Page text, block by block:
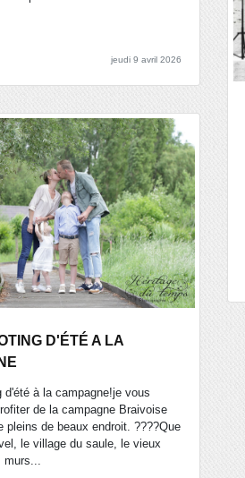
jeudi 9 avril 2026
D'ÉTÉ A LA
d'été à la campagne!je vous
de la campagne Braivoise
pleins de beaux endroit. ????Que
le village du saule, le vieux
murs...